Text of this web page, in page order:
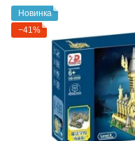
Новинка
−41%